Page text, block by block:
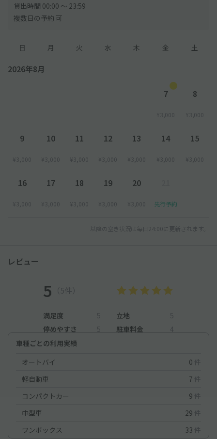
貸出時間 00:00 〜 23:59
複数日の予約 可
日 月 火 水 木 金 土
2026年8月
7
¥3,000
8
¥3,000
9
¥3,000
10
¥3,000
11
¥3,000
12
¥3,000
13
¥3,000
14
¥3,000
15
¥3,000
16
¥3,000
17
¥3,000
18
¥3,000
19
¥3,000
20
¥3,000 先行予約
以降の空き状況は毎日24:00に更新されます。
レビュー
5 （5件）
満足度 5 立地
5
停めやすさ
5 駐車料金
4
車種ごとの利用実績
オートバイ
0 件
軽自動車
7 件
コンパクトカー
9 件
中型車
29 件
ワンボックス
33 件